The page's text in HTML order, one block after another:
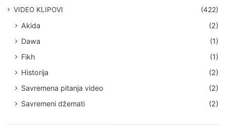
VIDEO KLIPOVI
(422)
Akida
(2)
Dawa
(1)
Fikh
(1)
Historija
(2)
Savremena pitanja video
(2)
Savremeni džemati
(2)